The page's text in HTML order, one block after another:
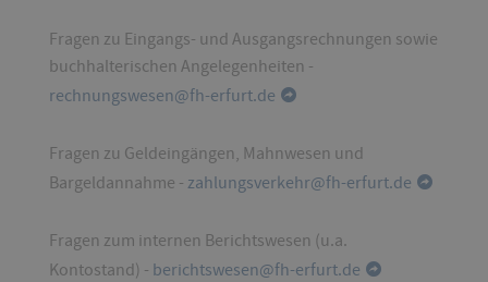
Fragen zu Eingangs- und Ausgangsrechnungen sowie
buchhalterischen Angelegenheiten -
rechnungswesen@fh-erfurt.de
Fragen zu Geldeingängen, Mahnwesen und
Bargeldannahme - zahlungsverkehr@fh-erfurt.de
Fragen zum internen Berichtswesen (u.a.
Kontostand) - berichtswesen@fh-erfurt.de